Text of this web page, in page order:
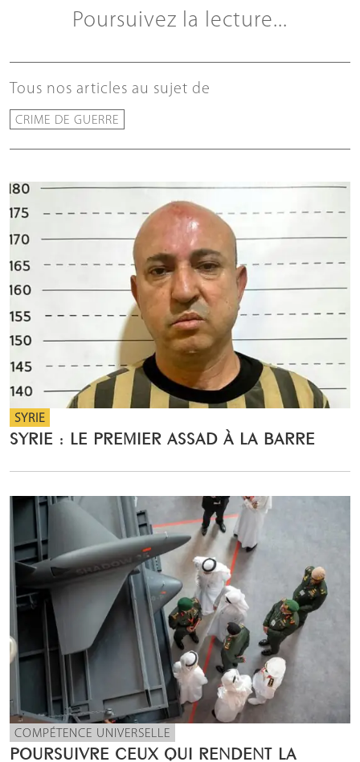
Poursuivez la lecture...
Tous nos articles au sujet de
CRIME DE GUERRE
SYRIE
SYRIE : LE PREMIER ASSAD À LA BARRE
COMPÉTENCE UNIVERSELLE
POURSUIVRE CEUX QUI RENDENT LA